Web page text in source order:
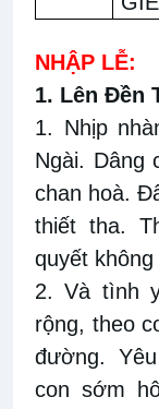
NHẬP LỄ:
1. Lên Đền
1. Nhịp
Ngài. Dâng
chan hoà.
thiết tha.
quyết không
2. Và tình
rộng, theo
đường.
con sớm